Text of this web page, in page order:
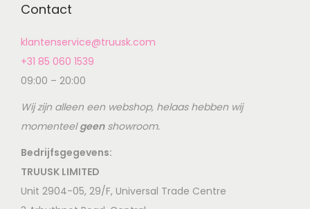
Contact
klantenservice@truusk.com
+31 85 060 1539
09:00 – 20:00
Wij zijn alleen een webshop, helaas hebben wij
momenteelgeenshowroom.
Bedrijfsgegevens:
TRUUSK LIMITED
Unit 2904-05, 29/F, Universal Trade Centre